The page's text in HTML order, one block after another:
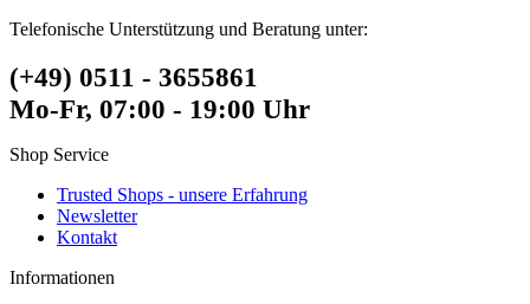
Telefonische Unterstützung und Beratung unter:
(+49) 0511 - 3655861
Mo-Fr, 07:00 - 19:00 Uhr
Shop Service
Trusted Shops - unsere Erfahrung
Newsletter
Kontakt
Informationen